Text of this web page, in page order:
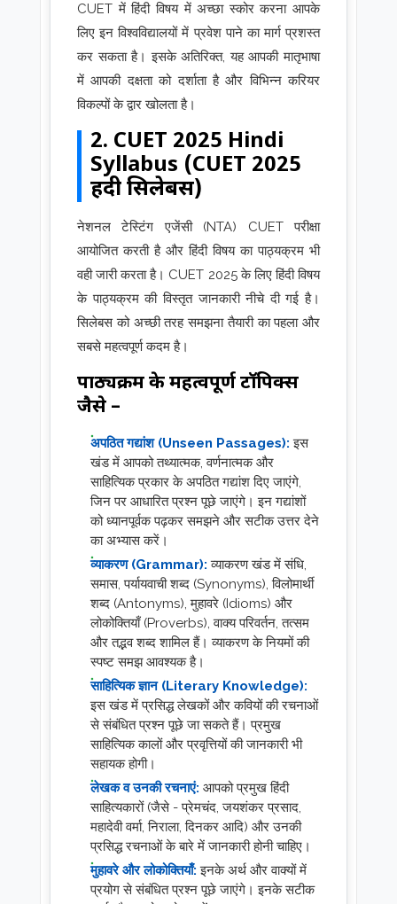
CUET में हिंदी विषय में अच्छा स्कोर करना आपके
लिए इन विश्वविद्यालयों में प्रवेश पाने का मार्ग प्रशस्त
कर सकता है। इसके अतिरिक्त, यह आपकी मातृभाषा
में आपकी दक्षता को दर्शाता है और विभिन्न करियर
विकल्पों के द्वार खोलता है।
2. CUET 2025 Hindi
Syllabus (CUET 2025
हिंदी सिलेबस)
नेशनल टेस्टिंग एजेंसी (NTA) CUET परीक्षा
आयोजित करती है और हिंदी विषय का पाठ्यक्रम भी
वही जारी करता है। CUET 2025 के लिए हिंदी विषय
के पाठ्यक्रम की विस्तृत जानकारी नीचे दी गई है।
सिलेबस को अच्छी तरह समझना तैयारी का पहला और
सबसे महत्वपूर्ण कदम है।
पाठ्यक्रम के महत्वपूर्ण टॉपिक्स
जैसे –
अपठित गद्यांश (Unseen Passages): इस
खंड में आपको तथ्यात्मक, वर्णनात्मक और
साहित्यिक प्रकार के अपठित गद्यांश दिए जाएंगे,
जिन पर आधारित प्रश्न पूछे जाएंगे। इन गद्यांशों
को ध्यानपूर्वक पढ़कर समझने और सटीक उत्तर देने
का अभ्यास करें।
व्याकरण (Grammar): व्याकरण खंड में संधि,
समास, पर्यायवाची शब्द (Synonyms), विलोमार्थी
शब्द (Antonyms), मुहावरे (Idioms) और
लोकोक्तियाँ (Proverbs), वाक्य परिवर्तन, तत्सम
और तद्भव शब्द शामिल हैं। व्याकरण के नियमों की
स्पष्ट समझ आवश्यक है।
साहित्यिक ज्ञान (Literary Knowledge):
इस खंड में प्रसिद्ध लेखकों और कवियों की रचनाओं
से संबंधित प्रश्न पूछे जा सकते हैं। प्रमुख
साहित्यिक कालों और प्रवृत्तियों की जानकारी भी
सहायक होगी।
लेखक व उनकी रचनाएं: आपको प्रमुख हिंदी
साहित्यकारों (जैसे - प्रेमचंद, जयशंकर प्रसाद,
महादेवी वर्मा, निराला, दिनकर आदि) और उनकी
प्रसिद्ध रचनाओं के बारे में जानकारी होनी चाहिए।
मुहावरे और लोकोक्तियाँ: इनके अर्थ और वाक्यों में
प्रयोग से संबंधित प्रश्न पूछे जाएंगे। इनके सटीक